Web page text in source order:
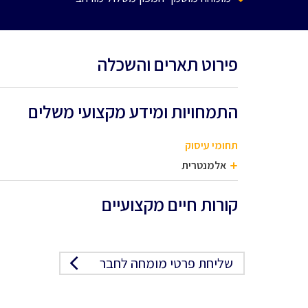
פירוט תארים והשכלה
התמחויות ומידע מקצועי משלים
תחומי עיסוק
אלמנטרית
קורות חיים מקצועיים
שליחת פרטי מומחה לחבר